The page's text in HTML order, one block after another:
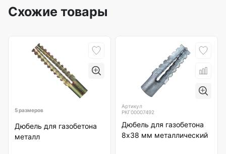
Схожие товары
5 размеров
Дюбель для газобетона
металл
Артикул
РКГ00007492
Дюбель для газобетона
8х38 мм металлический